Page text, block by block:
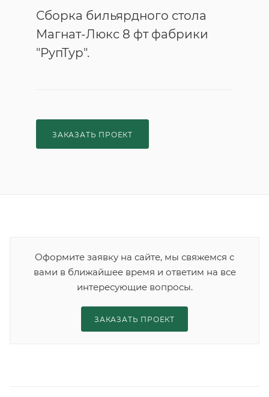
Сборка бильярдного стола
Магнат-Люкс 8 фт фабрики
"РупТур".
ЗАКАЗАТЬ ПРОЕКТ
Оформите заявку на сайте, мы свяжемся с
вами в ближайшее время и ответим на все
интересующие вопросы.
ЗАКАЗАТЬ ПРОЕКТ